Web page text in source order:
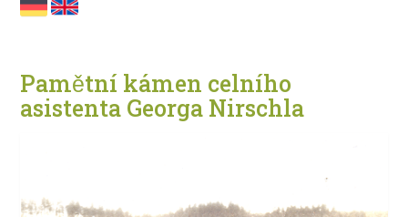
Pamětní kámen celního
asistenta Georga Nirschla